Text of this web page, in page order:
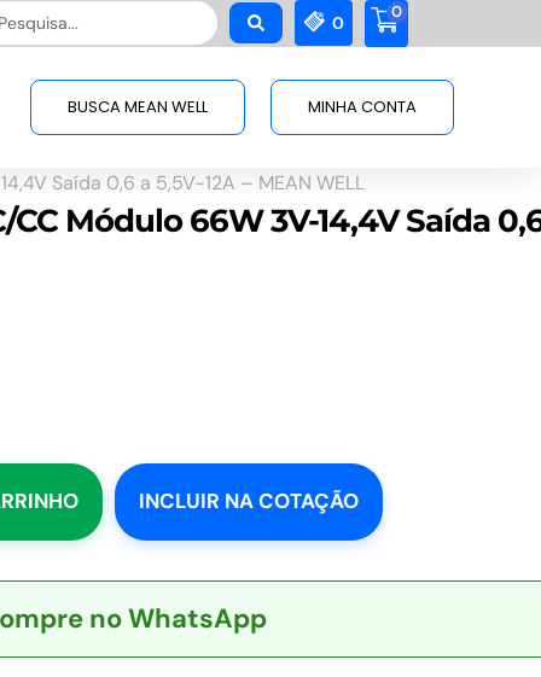
0
0
BUSCA MEAN WELL MINHA CONTA
Saída 0,6 a 5,5V-12A – MEAN WELL
CC Módulo 66W 3V-14,4V Saída
INCLUIR NA COTAÇÃO
no WhatsApp